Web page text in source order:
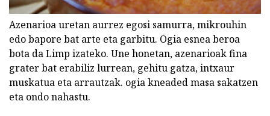
Azenarioa uretan aurrez egosi samurra, mikrouhin
edo bapore bat arte eta garbitu. Ogia esnea beroa
bota da Limp izateko. Une honetan, azenarioak fina
grater bat erabiliz lurrean, gehitu gatza, intxaur
muskatua eta arrautzak. ogia kneaded masa sakatzen
eta ondo nahastu.